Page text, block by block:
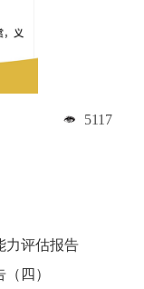
5117
力评估报告
四）